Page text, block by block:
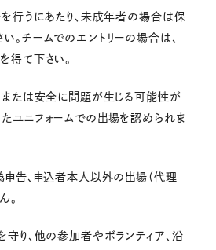
を行うにあたり、未成年者の場合は保
。チームでのエントリーの場合は、
得て下さい。
または安全に問題が生じる可能性が
ユニフォームでの出場を認められま
申告、申込者本人以外の出場（代理
。
守り、他の参加者やボランティア、沿